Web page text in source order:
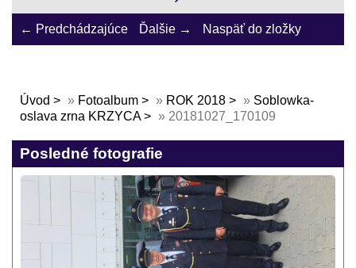
← Predchádzajúce Ďalšie → Naspäť do zložky
Úvod » Fotoalbum » ROK 2018 » Soblowka-
oslava zrna KRZYCA
» 20181027_170109
Posledné fotografie